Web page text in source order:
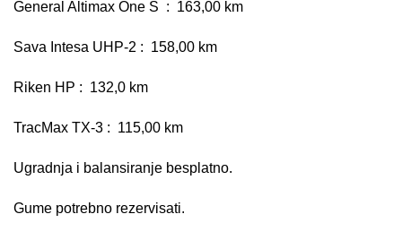
General Altimax One S : 163,00 km
Sava Intesa UHP-2 : 158,00 km
Riken HP : 132,0 km
TracMax TX-3 : 115,00 km
Ugradnja i balansiranje besplatno.
Gume potrebno rezervisati.